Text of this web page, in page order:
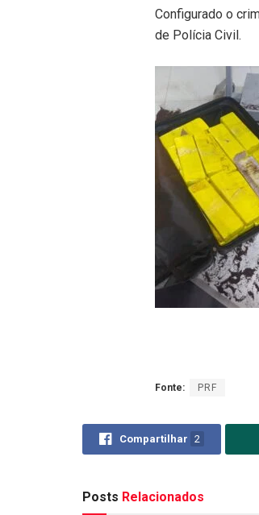
Configurado o
de Polícia Civil.
Fonte: PRF
Compartilhar 2
Posts Relacionados